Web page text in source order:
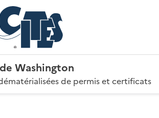
Washington
de permis et certificats